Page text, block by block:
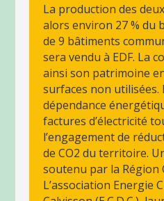
La production des
alors environ 27 % du
de 9 bâtiments
sera vendu à EDF. La
ainsi son patrimoine
surfaces non utilisées.
dépendance
factures d’électricité
l’engagement de
de CO2 du territoire.
soutenu par la Région
L’association Energie